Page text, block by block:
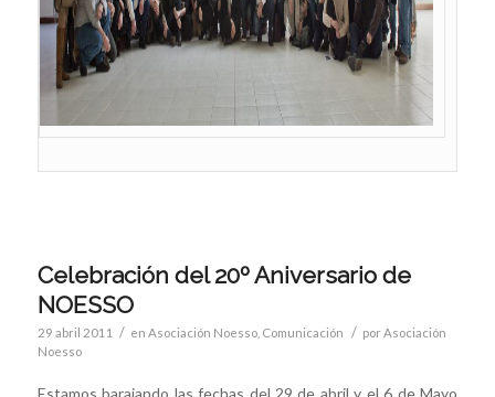
Celebración del 20º Aniversario de
NOESSO
29 abril 2011 / en Asociación Noesso, Comunicación / porAsociación
Noesso
Estamos barajando las fechas del 29 de abril y el 6 de Mayo